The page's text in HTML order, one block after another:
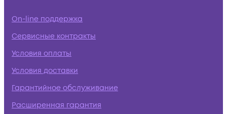
On-line поддержка
Сервисные контракты
Условия оплаты
Условия доставки
Гарантийное обслуживание
Расширенная гарантия